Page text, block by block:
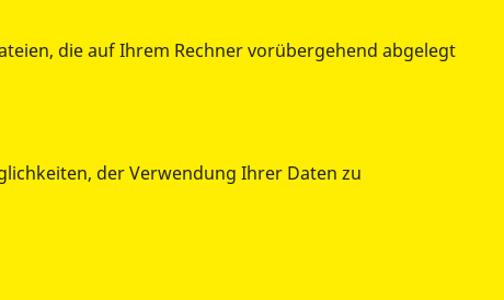
die auf Ihrem Rechner vorübergehend abgelegt
der Verwendung Ihrer Daten zu